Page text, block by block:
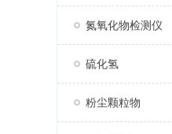
氮氧化物检测仪
硫化氢
粉尘颗粒物